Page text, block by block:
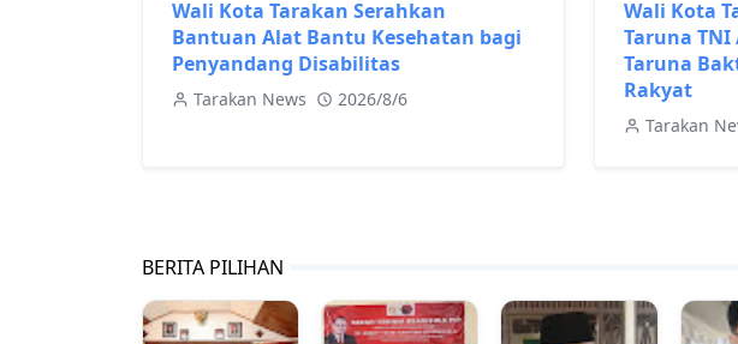
Wali Kota Tarakan Serahkan
Bantuan Alat Bantu Kesehatan bagi
Penyandang Disabilitas
Tarakan News 2026/8/6
Wali Kota
Taruna TNI
Taruna
Rakyat
Tarakan
BERITA PILIHAN